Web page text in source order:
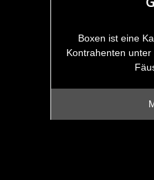
Boxen ist eine
Kontrahenten